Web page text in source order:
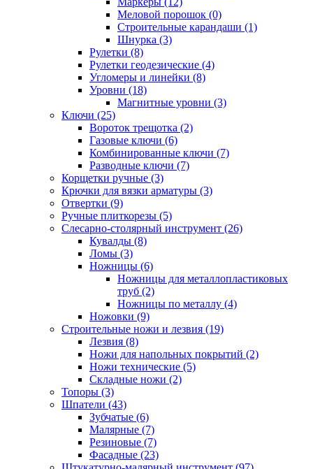
Меловой порошок (0)
Строительные карандаши (1)
Шнурка (3)
Рулетки (8)
Рулетки геодезические (4)
Угломеры и линейки (8)
Уровни (18)
Магнитные уровни (3)
Ключи (25)
Вороток трещотка (2)
Газовые ключи (6)
Комбинированные ключи (7)
Разводные ключи (7)
Корщетки ручные (3)
Крючки для вязки арматуры (3)
Отвертки (9)
Ручные плиткорезы (5)
Слесарно-столярный инструмент (26)
Кувалды (8)
Ломы (3)
Ножницы (6)
Ножницы для металлопластиковых
труб (2)
Ножницы по металлу (4)
Ножовки (9)
Строительные ножи и лезвия (19)
Лезвия (8)
Ножи для напольных покрытий (2)
Ножи технические (5)
Складные ножи (2)
Топоры (3)
Шпатели (43)
Зубчатые (6)
Малярные (7)
Резиновые (7)
Фасадные (23)